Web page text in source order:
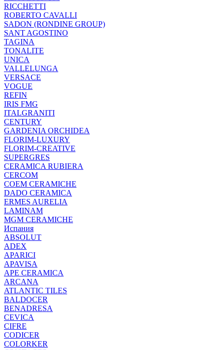
RICCHETTI
ROBERTO CAVALLI
SADON (RONDINE GROUP)
SANT AGOSTINO
TAGINA
TONALITE
UNICA
VALLELUNGA
VERSACE
VOGUE
REFIN
IRIS FMG
ITALGRANITI
CENTURY
GARDENIA ORCHIDEA
FLORIM-LUXURY
FLORIM-CREATIVE
SUPERGRES
CERAMICA RUBIERA
CERCOM
COEM CERAMICHE
DADO CERAMICA
ERMES AURELIA
LAMINAM
MGM CERAMICHE
Испания
ABSOLUT
ADEX
APARICI
APAVISA
APE CERAMICA
ARCANA
ATLANTIC TILES
BALDOCER
BENADRESA
CEVICA
CIFRE
CODICER
COLORKER